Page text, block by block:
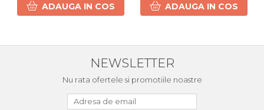
ADAUGA IN COS ADAUGA IN COS
NEWSLETTER
Nu rata ofertele si promotiile noastre